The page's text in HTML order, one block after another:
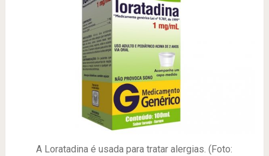
A Loratadina é usada para tratar alergias. (Foto: